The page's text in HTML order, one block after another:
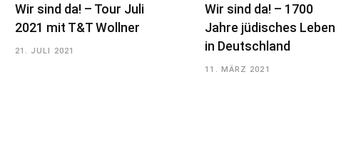
Wir sind da! – Tour Juli
2021 mit T&T Wollner
21. JULI 2021
Wir sind da! – 1700
Jahre jüdisches Leben
in Deutschland
11. MÄRZ 2021